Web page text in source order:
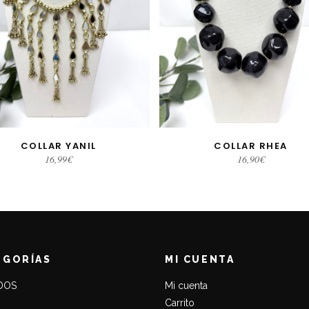
AÑADIR AL CARRITO
COLLAR YANIL
16,99€
SELECCIONAR
COLLAR RHEA
16,90€
MI CUENTA
Mi cuenta
Carrito